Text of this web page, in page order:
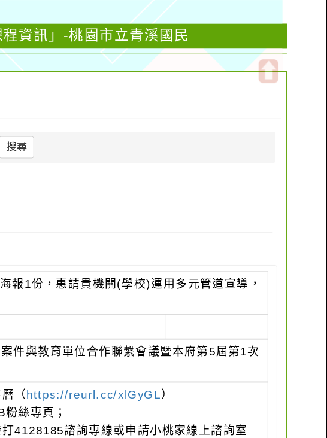
資訊」-桃園市立青溪國民
搜尋
報1份，惠請貴機關(學校)運用多元管道宣導，
件與教育單位合作聯繫會議暨本府第5屆第1次
（https://reurl.cc/xlGyGL）
絲專頁；
4128185諮詢專線或申請小桃家線上諮詢室